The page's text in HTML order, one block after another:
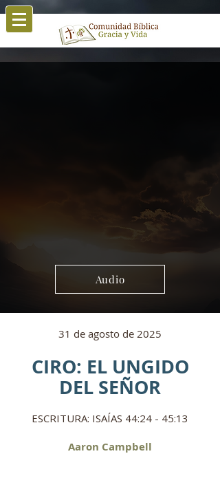
Audio
31 de agosto de 2025
CIRO: EL UNGIDO
DEL SEÑOR
ESCRITURA: ISAÍAS 44:24 - 45:13
Aaron Campbell